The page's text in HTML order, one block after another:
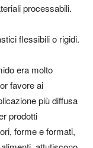
processabili.
flessibili o rigidi.
era molto
favore ai
più diffusa
prodotti
forme e formati,